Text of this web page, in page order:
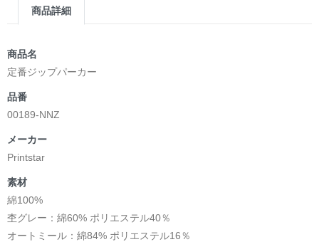
商品詳細
商品名
定番ジップパーカー
品番
00189-NNZ
メーカー
Printstar
素材
綿100%
杢グレー：綿60% ポリエステル40％
オートミール：綿84% ポリエステル16％